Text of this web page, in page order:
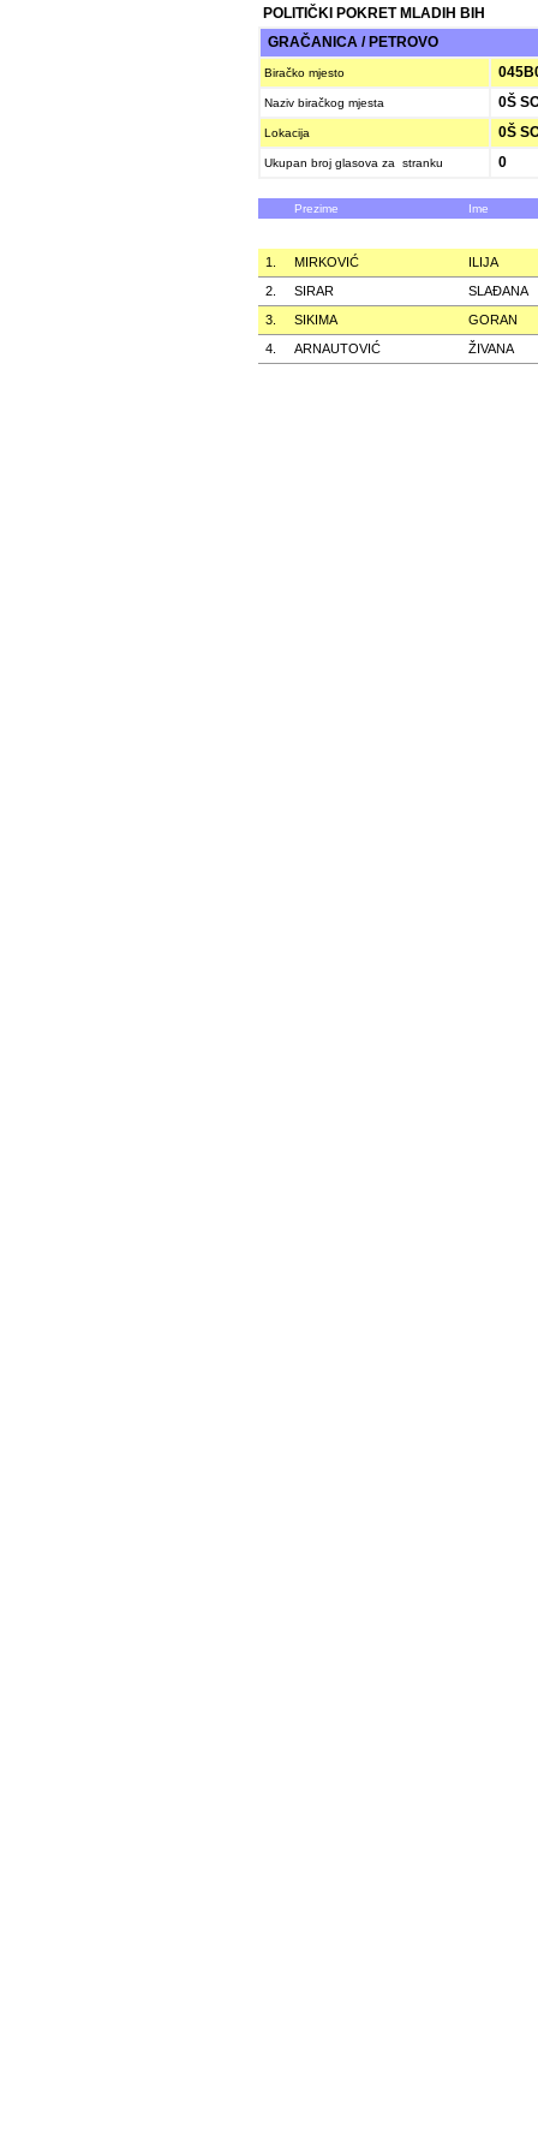
POLITIČKI POKRET MLADIH BIH
GRAČANICA / PETROVO
Biračko mjesto
Naziv biračkog mjesta 0Š
Lokacija 0Š
Ukupan broj glasova za stranku 0
Prezime Ime
1. MIRKOVIĆ
ILIJA
2.
SIRAR
SLAÐANA
3.
SIKIMA
GORAN
4.
ARNAUTOVIĆ ŽIVANA